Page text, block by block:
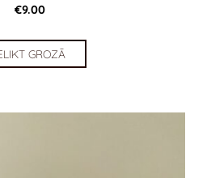
€9.00
GROZĀ